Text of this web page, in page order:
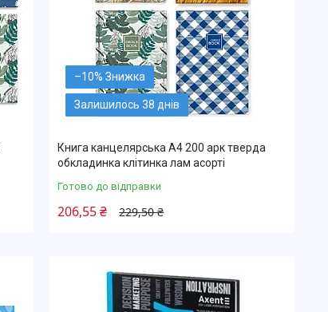
–10%
Залишилось 38 днів
Книга канцелярська А4 200 арк тверда
обкладинка клітинка лам асорті
Готово до відправки
229,50 ₴
206,55 ₴